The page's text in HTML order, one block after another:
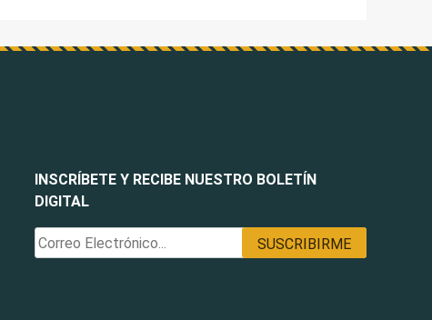
INSCRÍBETE Y RECIBE NUESTRO BOLETÍN
DIGITAL